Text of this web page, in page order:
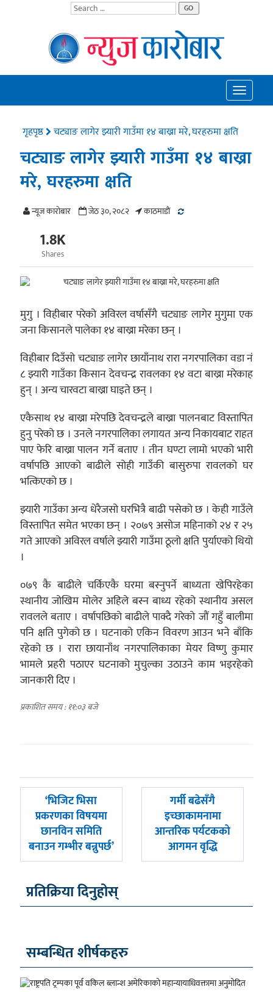
GO
Toggle
गृहपृष्ठ चट्याङ लागेर झ्यारी गाउँमा १४ बाख्रा मरे, घरहरुमा क्षति
चट्याङ लागेर झ्यारी गाउँमा १४ बाख्रा
मरे, घरहरुमा क्षति
न्यूज काराेबार जेठ ३०, २०८२ काठमाडाैं
1.8K
Shares
मुगु । विहीबार परेको अविरल वर्षासँगै चट्याङ लागेर मुगुमा एक
जना किसानले पालेका १४ बाख्रा मरेका छन् ।
विहीबार दिउँसो चट्याङ लागेर छायाँनाथ रारा नगरपालिका वडा नं
८ झ्यारी गाउँका किसान देवचन्द्र रावलका १४ वटा बाख्रा मरेकाह
हुन् । अन्य चारवटा बाख्रा घाइते छन् ।
एकैसाथ १४ बाख्रा मरेपछि देवचन्द्रले बाख्रा पालनबाट विस्तापित
हुनु परेको छ । उनले नगरपालिका लगायत अन्य निकायबाट राहत
पाए फेरि बाख्रा पालन गर्ने बताए । तीन घण्टा लामो भएको भारी
वर्षापछि आएको बाढीले सोही गाउँकी बासुरुपा रावलको घर
भत्किएको छ ।
झ्यारी गाउँका अन्य धेरैजसो घरभित्रै बाढी पसेको छ । केही गाउँले
विस्तापित समेत भएका छन् । २०७९ असोज महिनाको २४ र २५
गते आएको अविरल वर्षाले झ्यारी गाउँमा ठूलो क्षति पुर्याएको थियो
।
०७९ कै बाढीले चर्किएकै घरमा बस्नुपर्ने बाध्यता खेपिरहेका
स्थानीय जोखिम मोलेर अहिले बस्न बाध्य रहेको स्थानीय असल
रावलले बताए । वर्षापछिको बाढीले पाक्दै गरेको जौं गहुँ बालीमा
पनि क्षति पुगेको छ । घटनाको एकिन विवरण आउन भने बाँकि
रहेको छ । रारा छायानाँथ नगरपालिकाका मेयर विष्णु कुमार
भामले प्रहरी पठाएर घटनाको मुचुल्का उठाउने काम भइरहेको
जानकारी दिए ।
प्रकाशित समय : ११:०३ बजे
पछिल्लाे
-
‘भिजिट भिसा
प्रकरणका विषयमा
छानविन समिति
बनाउन गम्भीर बन्नुपर्छ’
अघिल्लाे
-
गर्मी बढेसँगै
इच्छाकामनामा
आन्तरिक पर्यटकको
आगमन वृद्धि
प्रतिक्रिया दिनुहोस्
सम्बन्धित शीर्षकहरु